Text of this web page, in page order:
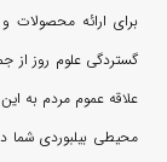
برای ارائه
گستردگی علوم روز از
علاقه عموم مردم به
محیطی بیلبوردی شما